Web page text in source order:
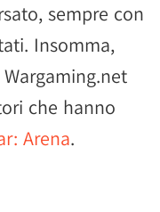
sempre con
Insomma,
che hanno
Arena.